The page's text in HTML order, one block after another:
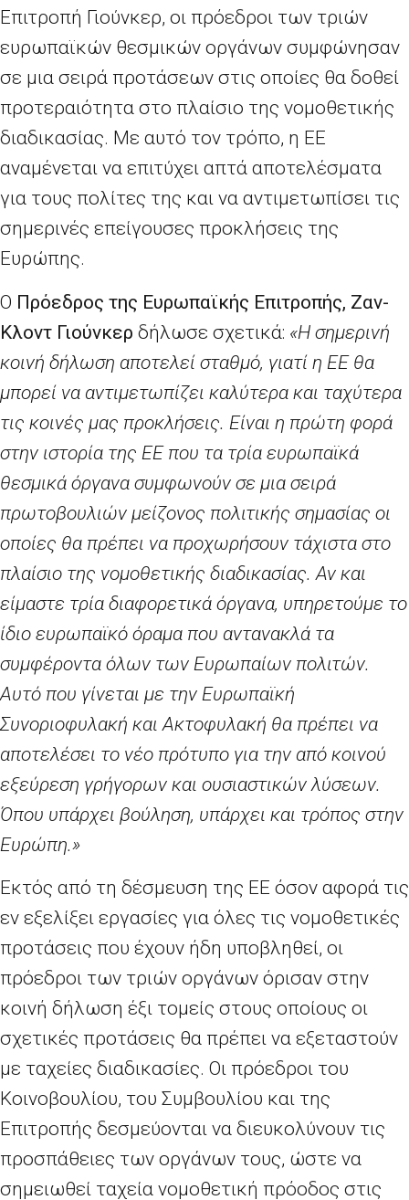
Επιτροπή Γιούνκερ, οι πρόεδροι των τριών
ευρωπαϊκών θεσμικών οργάνων συμφώνησαν
σε μια σειρά προτάσεων στις οποίες θα δοθεί
προτεραιότητα στο πλαίσιο της νομοθετικής
διαδικασίας. Με αυτό τον τρόπο, η ΕΕ
αναμένεται να επιτύχει απτά αποτελέσματα
για τους πολίτες της και να αντιμετωπίσει τις
σημερινές επείγουσες προκλήσεις της
Ευρώπης.
Ο Πρόεδρος της Ευρωπαϊκής Επιτροπής, Ζαν-
Κλοντ Γιούνκερ δήλωσε σχετικά: «Η σημερινή
κοινή δήλωση αποτελεί σταθμό, γιατί η ΕΕ θα
μπορεί να αντιμετωπίζει καλύτερα και ταχύτερα
τις κοινές μας προκλήσεις. Είναι η πρώτη φορά
στην ιστορία της ΕΕ που τα τρία ευρωπαϊκά
θεσμικά όργανα συμφωνούν σε μια σειρά
πρωτοβουλιών μείζονος πολιτικής σημασίας οι
οποίες θα πρέπει να προχωρήσουν τάχιστα στο
πλαίσιο της νομοθετικής διαδικασίας. Αν και
είμαστε τρία διαφορετικά όργανα, υπηρετούμε το
ίδιο ευρωπαϊκό όραμα που αντανακλά τα
συμφέροντα όλων των Ευρωπαίων πολιτών.
Αυτό που γίνεται με την Ευρωπαϊκή
Συνοριοφυλακή και Ακτοφυλακή θα πρέπει να
αποτελέσει το νέο πρότυπο για την από κοινού
εξεύρεση γρήγορων και ουσιαστικών λύσεων.
Όπου υπάρχει βούληση, υπάρχει και τρόπος στην
Ευρώπη.»
Εκτός από τη δέσμευση της ΕΕ όσον αφορά τις
εν εξελίξει εργασίες για όλες τις νομοθετικές
προτάσεις που έχουν ήδη υποβληθεί, οι
πρόεδροι των τριών οργάνων όρισαν στην
κοινή δήλωση έξι τομείς στους οποίους οι
σχετικές προτάσεις θα πρέπει να εξεταστούν
με ταχείες διαδικασίες. Οι πρόεδροι του
Κοινοβουλίου, του Συμβουλίου και της
Επιτροπής δεσμεύονται να διευκολύνουν τις
προσπάθειες των οργάνων τους, ώστε να
σημειωθεί ταχεία νομοθετική πρόοδος στις